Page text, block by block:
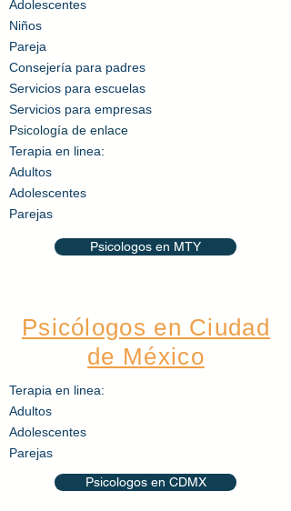
Adolescentes
Niños
Pareja
Consejería para padres
Servicios para escuelas
Servicios para empresas
Psicología de enlace
Terapia en linea:
Adultos​
Adolescentes
Parejas
Psicologos en MTY
Psicólogos en Ciudad
de México
Terapia en linea:
Adultos​
Adolescentes
Parejas
Psicologos en CDMX